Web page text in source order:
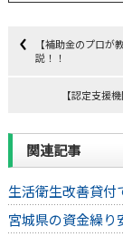
【補助金のプロ
説！！
【認定支援
関連記事
生活衛生改善貸付
宮城県の資金繰り